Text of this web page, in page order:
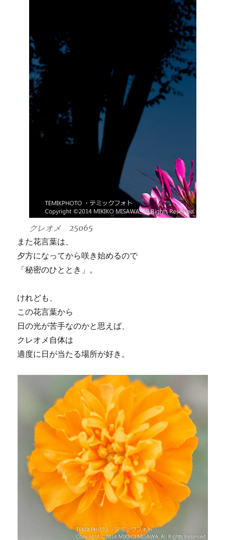
クレオメ 25065
また花言葉は、
夕方になってから咲き始めるので
「秘密のひととき」。
けれども、
この花言葉から
日の光が苦手なのかと思えば、
クレオメ自体は
適度に日が当たる場所が好き。